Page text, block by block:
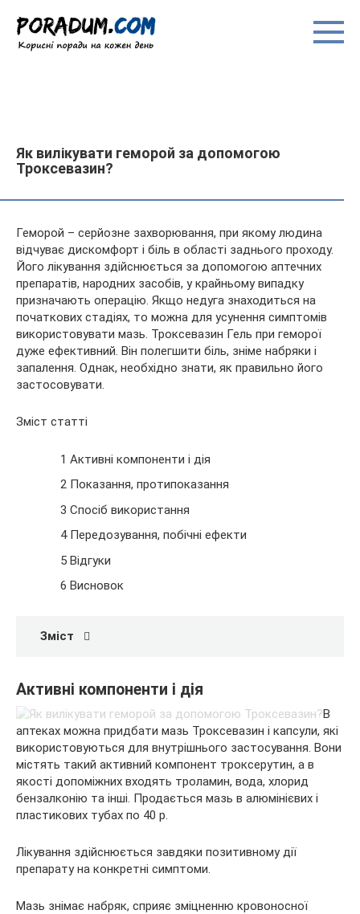
вмісту
Як вилікувати геморой за допомогою
Троксевазин?
Геморой – серйозне захворювання, при якому людина
відчуває дискомфорт і біль в області заднього проходу.
Його лікування здійснюється за допомогою аптечних
препаратів, народних засобів, у крайньому випадку
призначають операцію. Якщо недуга знаходиться на
початкових стадіях, то можна для усунення симптомів
використовувати мазь. Троксевазин Гель при геморої
дуже ефективний. Він полегшити біль, зніме набряки і
запалення. Однак, необхідно знати, як правильно його
застосовувати.
Зміст статті
1 Активні компоненти і дія
2 Показання, протипоказання
3 Спосіб використання
4 Передозування, побічні ефекти
5 Відгуки
6 Висновок
Зміст
Активні компоненти і дія
В
аптеках можна придбати мазь Троксевазин і капсули, які
використовуються для внутрішнього застосування. Вони
містять такий активний компонент троксерутин, а в
якості допоміжних входять троламин, вода, хлорид
бензалконію та інші. Продається мазь в алюмінієвих і
пластикових тубах по 40 р.
Лікування здійснюється завдяки позитивному дії
препарату на конкретні симптоми.
Мазь знімає набряк, сприяє зміцненню кровоносної